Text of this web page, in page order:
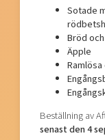
Sotade
Bröd
Äpple
Beställning av
senast den 4